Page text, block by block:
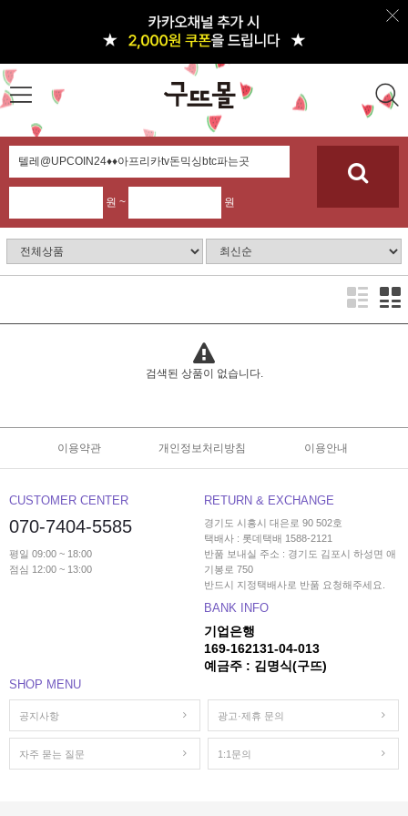
원 ~ 원
검색된 상품이 없습니다.
이용약관 개인정보처리방침 이용안내
CUSTOMER CENTER
070-7404-5585
평일 09:00 ~ 18:00
점심 12:00 ~ 13:00
RETURN & EXCHANGE
경기도 시흥시 대은로 90 502호
택배사 : 롯데택배 1588-2121
반품 보내실 주소 : 경기도 김포시 하성면 애
기봉로 750
반드시 지정택배사로 반품 요청해주세요.
BANK INFO
기업은행
169-162131-04-013
예금주 : 김명식(구뜨)
SHOP MENU
공지사항 광고·제휴 문의
자주 묻는 질문 1:1문의